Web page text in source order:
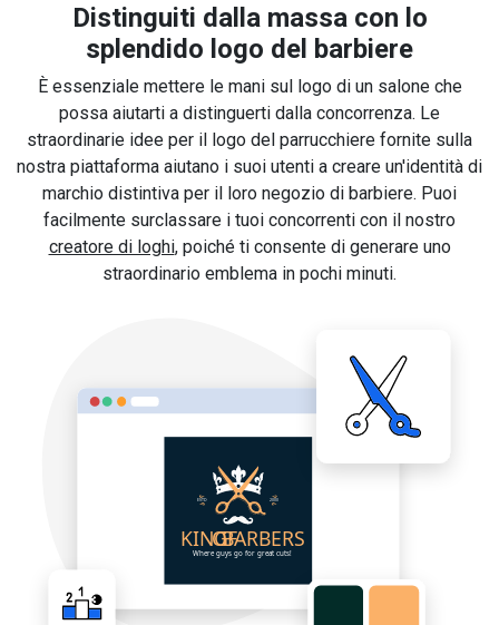
Distinguiti dalla massa con lo
splendido logo del barbiere
È essenziale mettere le mani sul logo di un salone che
possa aiutarti a distinguerti dalla concorrenza. Le
straordinarie idee per il logo del parrucchiere fornite sulla
nostra piattaforma aiutano i suoi utenti a creare un'identità di
marchio distintiva per il loro negozio di barbiere. Puoi
facilmente surclassare i tuoi concorrenti con il nostro
creatore di loghi, poiché ti consente di generare uno
straordinario emblema in pochi minuti.